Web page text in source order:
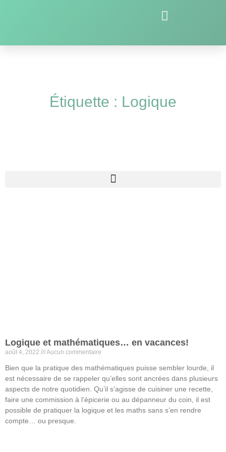
Étiquette : Logique
Logique et mathématiques… en vacances!
août 4, 2022 Aucun commentaire
Bien que la pratique des mathématiques puisse sembler lourde, il
est nécessaire de se rappeler qu’elles sont ancrées dans plusieurs
aspects de notre quotidien. Qu’il s’agisse de cuisiner une recette,
faire une commission à l’épicerie ou au dépanneur du coin, il est
possible de pratiquer la logique et les maths sans s’en rendre
compte… ou presque.